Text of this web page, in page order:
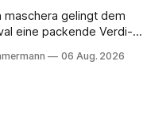
maschera gelingt dem
eine packende Verdi-
von Kerssenbrock
06 Aug. 2026